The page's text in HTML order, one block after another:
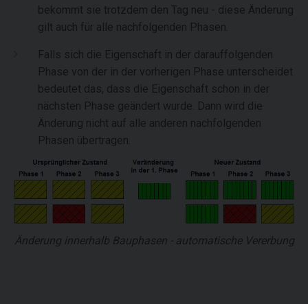
bekommt sie trotzdem den Tag neu - diese Änderung
gilt auch für alle nachfolgenden Phasen.
Falls sich die Eigenschaft in der darauffolgenden
Phase von der in der vorherigen Phase unterscheidet
bedeutet das, dass die Eigenschaft schon in der
nächsten Phase geändert wurde. Dann wird die
Änderung nicht auf alle anderen nachfolgenden
Phasen übertragen.
Änderung innerhalb Bauphasen - automatische Vererbung